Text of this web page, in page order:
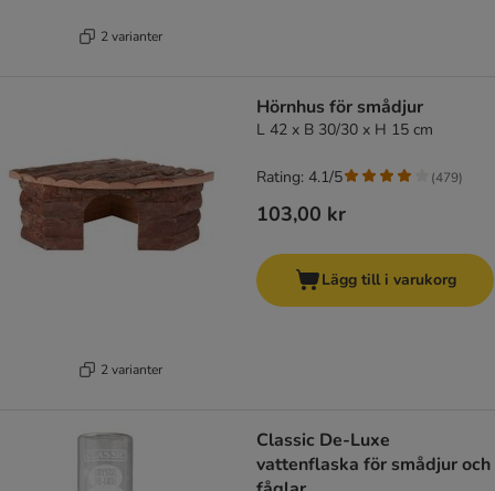
2 varianter
2 varianter
Hörnhus för smådjur
L 42 x B 30/30 x H 15 cm
103,00 kr
Rating: 4.1/5 (479)
Lägg till i varukorg
Classic De-Luxe
vattenflaska för smådjur och